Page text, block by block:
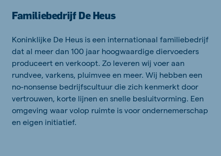
Familiebedrijf De Heus
Koninklijke De Heus is een internationaal familiebedrijf
dat al meer dan 100 jaar hoogwaardige diervoeders
produceert en verkoopt. Zo leveren wij voer aan
rundvee, varkens, pluimvee en meer. Wij hebben een
no-nonsense bedrijfscultuur die zich kenmerkt door
vertrouwen, korte lijnen en snelle besluitvorming. Een
omgeving waar volop ruimte is voor ondernemerschap
en eigen initiatief.